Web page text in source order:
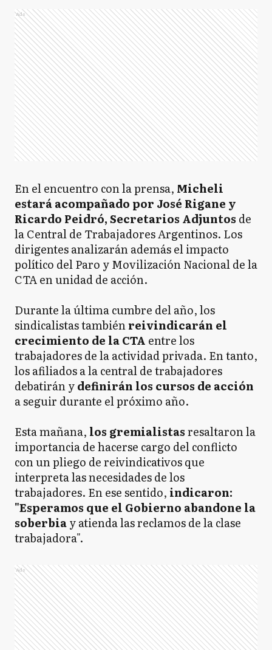
Ads
En el encuentro con la prensa, Micheli
estará acompañado por José Rigane y
Ricardo Peidró, Secretarios Adjuntos de
la Central de Trabajadores Argentinos. Los
dirigentes analizarán además el impacto
político del Paro y Movilización Nacional de la
CTA en unidad de acción.
Durante la última cumbre del año, los
sindicalistas tambiénreivindicarán el
crecimiento de la CTA entre los
trabajadores de la actividad privada. En tanto,
los afiliados a la central de trabajadores
debatirán ydefinirán los cursos de acción
a seguir durante el próximo año.
Esta mañana, los gremialistasresaltaron la
importancia de hacerse cargo del conflicto
con un pliego de reivindicativos que
interpreta las necesidades de los
trabajadores. En ese sentido, indicaron:
"Esperamos que el Gobierno abandone la
soberbiay atienda las reclamos de la clase
trabajadora".
Ads